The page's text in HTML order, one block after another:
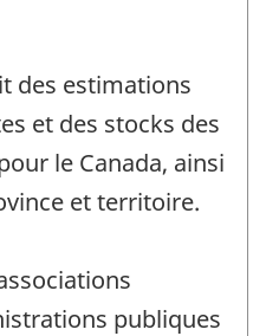
des estimations
et des stocks des
le Canada, ainsi
et territoire.
publiques